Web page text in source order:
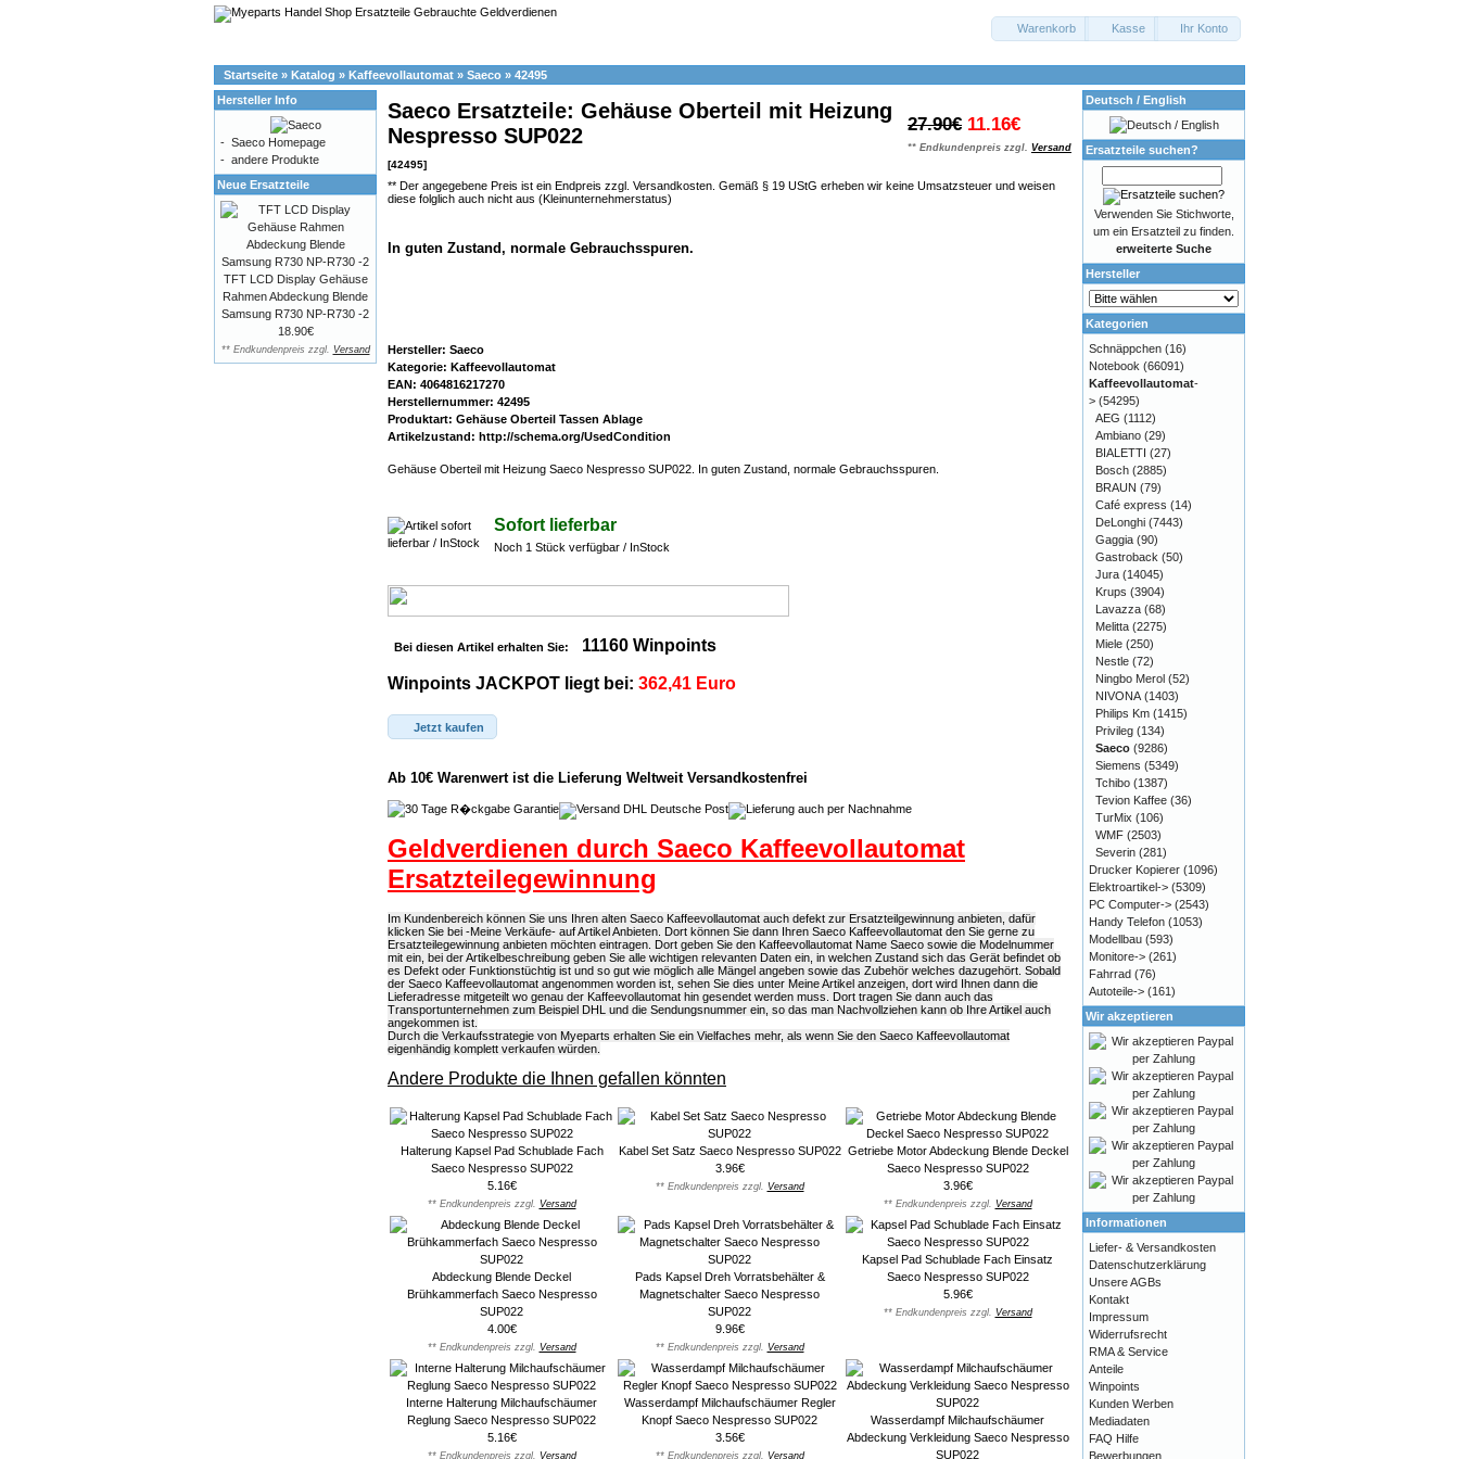
Warenkorb Kasse Ihr Konto
Startseite » Katalog » Kaffeevollautomat » Saeco » 42495
27.90€ 11.16€
** Endkundenpreis zzgl. Versand
Saeco Ersatzteile: Gehäuse Oberteil mit Heizung
Nespresso SUP022
[42495]
** Der angegebene Preis ist ein Endpreis zzgl. Versandkosten. Gemäß § 19 UStG erheben wir keine Umsatzsteuer und weisen
diese folglich auch nicht aus (Kleinunternehmerstatus)
In guten Zustand, normale Gebrauchsspuren.
Hersteller: Saeco
Kategorie: Kaffeevollautomat
EAN: 4064816217270
Herstellernummer: 42495
Produktart: Gehäuse Oberteil Tassen Ablage
Artikelzustand: http://schema.org/UsedCondition
Gehäuse Oberteil mit Heizung Saeco Nespresso SUP022. In guten Zustand, normale Gebrauchsspuren.
Sofort lieferbar
Noch 1 Stück verfügbar / InStock
Bei diesen Artikel erhalten Sie: 11160 Winpoints
Winpoints JACKPOT liegt bei: 362,41 Euro
Jetzt kaufen
Ab 10€ Warenwert ist die Lieferung Weltweit Versandkostenfrei
Geldverdienen durch Saeco Kaffeevollautomat
Ersatzteilegewinnung
Im Kundenbereich können Sie uns Ihren alten Saeco Kaffeevollautomat auch defekt zur Ersatzteilgewinnung anbieten, dafür
klicken Sie bei -Meine Verkäufe- auf Artikel Anbieten. Dort können Sie dann Ihren Saeco Kaffeevollautomat den Sie gerne zu
Ersatzteilegewinnung anbieten möchten eintragen. Dort geben Sie den Kaffeevollautomat Name Saeco sowie die Modelnummer
mit ein, bei der Artikelbeschreibung geben Sie alle wichtigen relevanten Daten ein, in welchen Zustand sich das Gerät befindet ob
es Defekt oder Funktionstüchtig ist und so gut wie möglich alle Mängel angeben sowie das Zubehör welches dazugehört. Sobald
der Saeco Kaffeevollautomat angenommen worden ist, sehen Sie dies unter Meine Artikel anzeigen, dort wird Ihnen dann die
Lieferadresse mitgeteilt wo genau der Kaffeevollautomat hin gesendet werden muss. Dort tragen Sie dann auch das
Transportunternehmen zum Beispiel DHL und die Sendungsnummer ein, so das man Nachvollziehen kann ob Ihre Artikel auch
angekommen ist.
Durch die Verkaufsstrategie von Myeparts erhalten Sie ein Vielfaches mehr, als wenn Sie den Saeco Kaffeevollautomat
eigenhändig komplett verkaufen würden.
Andere Produkte die Ihnen gefallen könnten
Halterung Kapsel Pad Schublade Fach
Saeco Nespresso SUP022
5.16€
** Endkundenpreis zzgl. Versand
Kabel Set Satz Saeco Nespresso SUP022
3.96€
** Endkundenpreis zzgl. Versand
Getriebe Motor Abdeckung Blende Deckel
Saeco Nespresso SUP022
3.96€
** Endkundenpreis zzgl. Versand
Abdeckung Blende Deckel
Brühkammerfach Saeco Nespresso
SUP022
4.00€
** Endkundenpreis zzgl. Versand
Pads Kapsel Dreh Vorratsbehälter &
Magnetschalter Saeco Nespresso
SUP022
9.96€
** Endkundenpreis zzgl. Versand
Kapsel Pad Schublade Fach Einsatz
Saeco Nespresso SUP022
5.96€
** Endkundenpreis zzgl. Versand
Interne Halterung Milchaufschäumer
Reglung Saeco Nespresso SUP022
5.16€
** Endkundenpreis zzgl. Versand
Wasserdampf Milchaufschäumer Regler
Knopf Saeco Nespresso SUP022
3.56€
** Endkundenpreis zzgl. Versand
Wasserdampf Milchaufschäumer
Abdeckung Verkleidung Saeco Nespresso
SUP022
Hersteller Info
- Saeco Homepage
- andere Produkte
Neue Ersatzteile
TFT LCD Display Gehäuse
Rahmen Abdeckung Blende
Samsung R730 NP-R730 -2
18.90€
** Endkundenpreis zzgl. Versand
Deutsch / English
Ersatzteile suchen?
Verwenden Sie Stichworte,
um ein Ersatzteil zu finden.
erweiterte Suche
Hersteller
Kategorien
Schnäppchen (16)
Notebook (66091)
Kaffeevollautomat-
> (54295)
AEG (1112)
Ambiano (29)
BIALETTI (27)
Bosch (2885)
BRAUN (79)
Café express (14)
DeLonghi (7443)
Gaggia (90)
Gastroback (50)
Jura (14045)
Krups (3904)
Lavazza (68)
Melitta (2275)
Miele (250)
Nestle (72)
Ningbo Merol (52)
NIVONA (1403)
Philips Km (1415)
Privileg (134)
Saeco (9286)
Siemens (5349)
Tchibo (1387)
Tevion Kaffee (36)
TurMix (106)
WMF (2503)
Severin (281)
Drucker Kopierer (1096)
Elektroartikel-> (5309)
PC Computer-> (2543)
Handy Telefon (1053)
Modellbau (593)
Monitore-> (261)
Fahrrad (76)
Autoteile-> (161)
Wir akzeptieren
Informationen
Liefer- & Versandkosten
Datenschutzerklärung
Unsere AGBs
Kontakt
Impressum
Widerrufsrecht
RMA & Service
Anteile
Winpoints
Kunden Werben
Mediadaten
FAQ Hilfe
Bewerbungen